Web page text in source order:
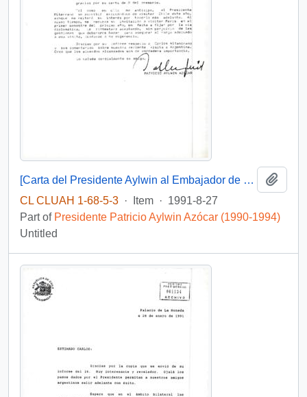
[Carta del Presidente Aylwin al Embajador de Chile en Francia, referente a la correspondencia enviada por el Presidente Mitterrand].
CL CLUAH 1-68-5-3 · Item · 1991-8-27
Part of Presidente Patricio Aylwin Azócar (1990-1994)
Untitled